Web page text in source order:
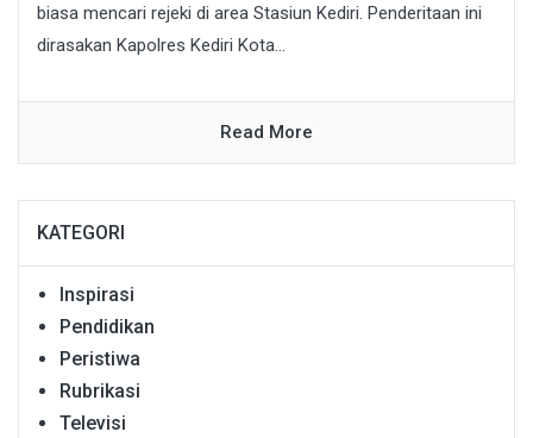
biasa mencari rejeki di area Stasiun Kediri. Penderitaan ini
dirasakan Kapolres Kediri Kota...
Read More
KATEGORI
Inspirasi
Pendidikan
Peristiwa
Rubrikasi
Televisi